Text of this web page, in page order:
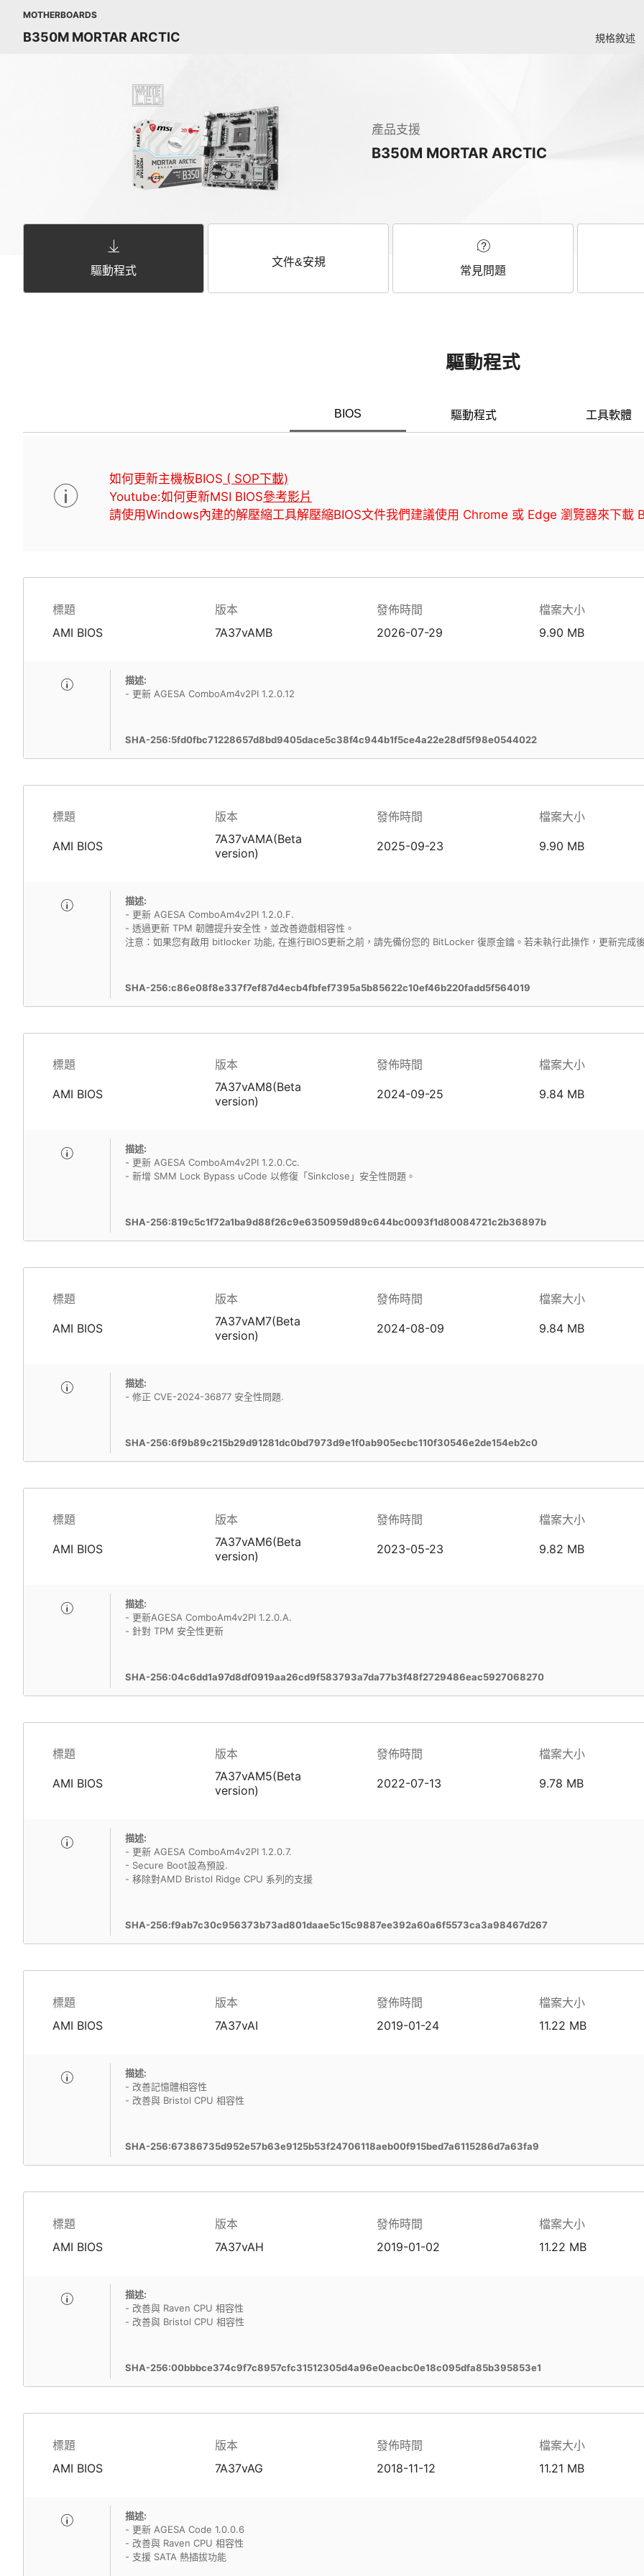
MOTHERBOARDS
B350M MORTAR ARCTIC 規格敘述
產品支援
B350M MORTAR ARCTIC
驅動程式
文件&安規
常見問題
驅動程式
BIOS 驅動程式 工具軟體
如何更新主機板BIOS ( SOP下載)
Youtube:如何更新MSI BIOS參考影片
請使用Windows內建的解壓縮工具解壓縮BIOS文件我們建議使用 Chrome 或 Edge 瀏覽器來下載
標題 版本 發佈時間
檔案大小
AMI BIOS
7A37vAMB 2026-07-29 9.90 MB
描述:
- 更新 AGESA ComboAm4v2PI 1.2.0.12
SHA-256:5fd0fbc71228657d8bd9405dace5c38f4c944b1f5ce4a22e28df5f98e0544022
標題 版本 發佈時間 檔案大小
AMI BIOS
7A37vAMA(Beta
version)
2025-09-23 9.90 MB
描述:
- 更新 AGESA ComboAm4v2PI 1.2.0.F.
- 透過更新 TPM 韌體提升安全性，並改善遊戲相容性。
注意：如果您有啟用 bitlocker 功能, 在進行BIOS更新之前，請先備份您的 BitLocker 復原金鑰。若未執行此操作，更新完成
SHA-256:c86e08f8e337f7ef87d4ecb4fbfef7395a5b85622c10ef46b220fadd5f564019
標題 版本 發佈時間 檔案大小
AMI BIOS
7A37vAM8(Beta
version)
2024-09-25 9.84 MB
描述:
- 更新 AGESA ComboAm4v2PI 1.2.0.Cc.
- 新增 SMM Lock Bypass uCode 以修復「Sinkclose」安全性問題。
SHA-256:819c5c1f72a1ba9d88f26c9e6350959d89c644bc0093f1d80084721c2b36897b
標題 版本 發佈時間 檔案大小
AMI BIOS
7A37vAM7(Beta
version)
2024-08-09 9.84 MB
描述:
- 修正 CVE-2024-36877 安全性問題.
SHA-256:6f9b89c215b29d91281dc0bd7973d9e1f0ab905ecbc110f30546e2de154eb2c0
標題 版本 發佈時間 檔案大小
AMI BIOS
7A37vAM6(Beta
version)
2023-05-23 9.82 MB
描述:
- 更新AGESA ComboAm4v2PI 1.2.0.A.
- 針對 TPM 安全性更新
SHA-256:04c6dd1a97d8df0919aa26cd9f583793a7da77b3f48f2729486eac5927068270
標題 版本 發佈時間 檔案大小
AMI BIOS
7A37vAM5(Beta
version)
2022-07-13 9.78 MB
描述:
- 更新 AGESA ComboAm4v2PI 1.2.0.7.
- Secure Boot設為預設.
- 移除對AMD Bristol Ridge CPU 系列的支援
SHA-256:f9ab7c30c956373b73ad801daae5c15c9887ee392a60a6f5573ca3a98467d267
標題 版本 發佈時間
檔案大小
AMI BIOS
7A37vAI 2019-01-24 11.22 MB
描述:
- 改善記憶體相容性
- 改善與 Bristol CPU 相容性
SHA-256:67386735d952e57b63e9125b53f24706118aeb00f915bed7a6115286d7a63fa9
標題 版本 發佈時間
檔案大小
AMI BIOS
7A37vAH 2019-01-02 11.22 MB
描述:
- 改善與 Raven CPU 相容性
- 改善與 Bristol CPU 相容性
SHA-256:00bbbce374c9f7c8957cfc31512305d4a96e0eacbc0e18c095dfa85b395853e1
標題 版本 發佈時間
檔案大小
AMI BIOS
7A37vAG 2018-11-12 11.21 MB
描述:
- 更新 AGESA Code 1.0.0.6
- 改善與 Raven CPU 相容性
- 支援 SATA 熱插拔功能